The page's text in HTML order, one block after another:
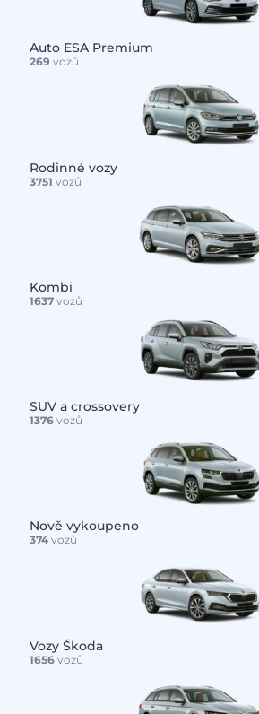
Auto ESA Premium
269 vozů
Rodinné vozy
3751 vozů
Kombi
1637vozů
SUV a crossovery
1376vozů
Nově vykoupeno
374vozů
Vozy Škoda
1656vozů